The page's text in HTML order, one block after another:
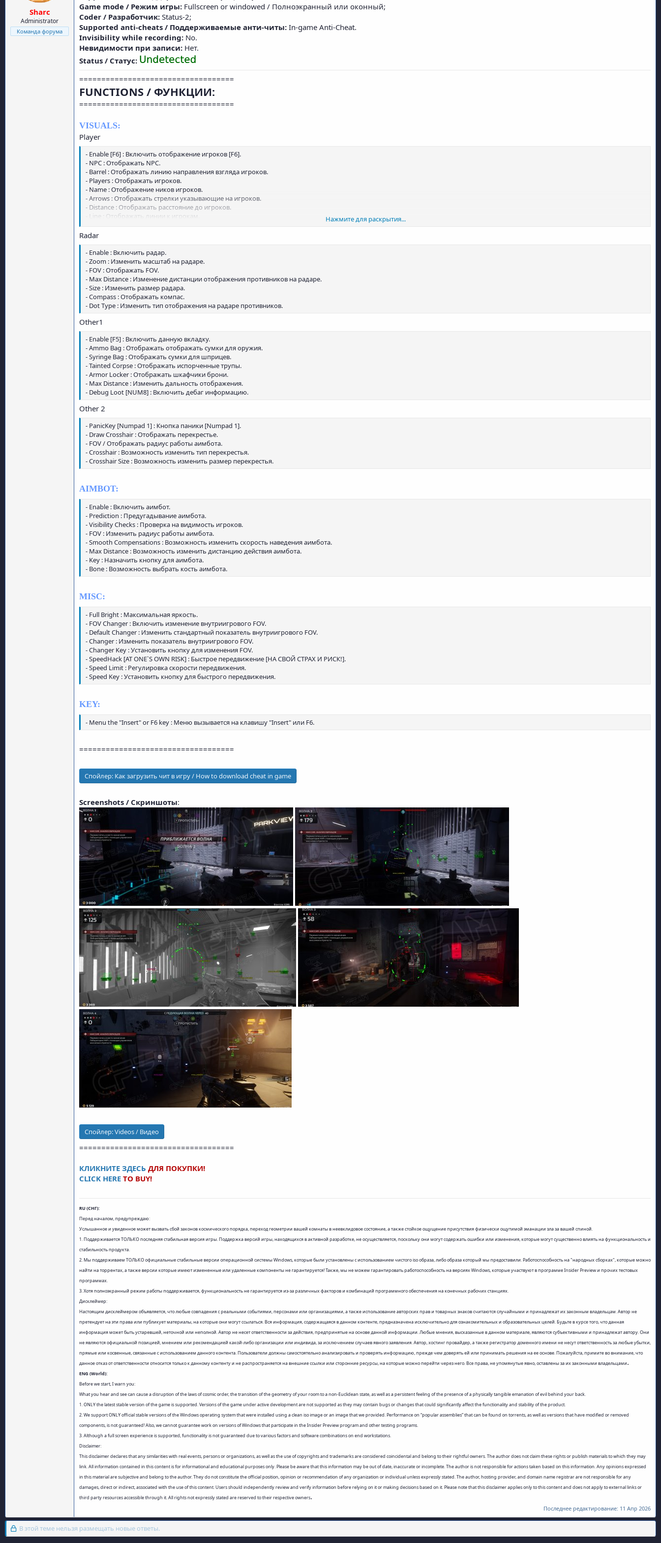
Sharc
Administrator
Команда форума
Game mode / Режим игры: Fullscreen or windowed / Полноэкранный или оконный;
Coder / Разработчик: Status-2;
Supported anti-cheats / Поддерживаемые анти-читы: In-game Anti-Cheat.
Invisibility while recording: No.
Невидимости при записи: Нет.
Status / Статус:
===================================
FUNCTIONS / ФУНКЦИИ:
===================================
VISUALS:
Player
- Enable [F6] : Включить отображение игроков [F6].
- NPC : Отображать NPC.
- Barrel : Отображать линию направления взгляда игроков.
- Players : Отображать игроков.
- Name : Отображение ников игроков.
- Arrows : Отображать стрелки указывающие на игроков.
- Distance : Отображать расстояние до игроков.
- Line : Отображать линии к игрокам.
- Max Distance : Изменить дальность отображения игроков.
Нажмите для раскрытия...
Radar
- Enable : Включить радар.
- Zoom : Изменить масштаб на радаре.
- FOV : Отображать FOV.
- Max Distance : Изменение дистанции отображения противников на радаре.
- Size : Изменить размер радара.
- Compass : Отображать компас.
- Dot Type : Изменить тип отображения на радаре противников.
Other1
- Enable [F5] : Включить данную вкладку.
- Ammo Bag : Отображать отображать сумки для оружия.
- Syringe Bag : Отображать сумки для шприцев.
- Tainted Corpse : Отображать испорченные трупы.
- Armor Locker : Отображать шкафчики брони.
- Max Distance : Изменить дальность отображения.
- Debug Loot [NUM8] : Включить дебаг информацию.
Other 2
- PanicKey [Numpad 1] : Кнопка паники [Numpad 1].
- Draw Crosshair : Отображать перекрестье.
- FOV / Отображать радиус работы аимбота.
- Crosshair : Возможность изменить тип перекрестья.
- Crosshair Size : Возможность изменить размер перекрестья.
AIMBOT:
- Enable : Включить аимбот.
- Prediction : Предугадывание аимбота.
- Visibility Checks : Проверка на видимость игроков.
- FOV : Изменить радиус работы аимбота.
- Smooth Compensations : Возможность изменить скорость наведения аимбота.
- Max Distance : Возможность изменить дистанцию действия аимбота.
- Key : Назначить кнопку для аимбота.
- Bone : Возможность выбрать кость аимбота.
MISC:
- Full Bright : Максимальная яркость.
- FOV Changer : Включить изменение внутриигрового FOV.
- Default Changer : Изменить стандартный показатель внутриигрового FOV.
- Changer : Изменить показатель внутриигрового FOV.
- Changer Key : Установить кнопку для изменения FOV.
- SpeedHack [AT ONE`S OWN RISK] : Быстрое передвижение [НА СВОЙ СТРАХ И РИСК!].
- Speed Limit : Регулировка скорости передвижения.
- Speed Key : Установить кнопку для быстрого передвижения.
KEY:
- Menu the "Insert" or F6 key : Меню вызывается на клавишу "Insert" или F6.
===================================
Спойлер: Как загрузить чит в игру / How to download cheat in game
Screenshots / Скриншоты:
Спойлер:Videos / Видео
===================================
КЛИКНИТЕ ЗДЕСЬ ДЛЯ ПОКУПКИ!
CLICK HERE TO BUY!
RU (СНГ):
Перед началом, предупреждаю:
Услышанное и увиденное может вызвать сбой законов космического порядка, переход геометрии вашей комнаты в неевклидовое состояние, а также стойкое ощущение присутствия физически ощутимой эманации зла за вашей спиной.
1. Поддерживается ТОЛЬКО последняя стабильная версия игры. Поддержка версий игры, находящихся в активной разработке, не осуществляется, поскольку они могут содержать ошибки или изменения, которые могут существенно влиять на функциональность и
стабильность продукта.
2. Мы поддерживаем ТОЛЬКО официальные стабильные версии операционной системы Windows, которые были установлены с использованием чистого iso образа, либо образа который мы предоставили. Работоспособность на "народных сборках", которые можно
найти на торрентах, а также версии которые имеют измененные или удаленные компоненты не гарантируется! Также, мы не можем гарантировать работоспособность на версиях Windows, которые участвуют в программе Insider Preview и прочих тестовых
программах.
3. Хотя полноэкранный режим работы поддерживается, функциональность не гарантируется из-за различных факторов и комбинаций программного обеспечения на конечных рабочих станциях.
Дисклеймер:
Настоящим дисклеймером объявляется, что любые совпадения с реальными событиями, персонами или организациями, а также использование авторских прав и товарных знаков считаются случайными и принадлежат их законным владельцам. Автор не
претендует на эти права или публикует материалы, на которые они могут ссылаться. Вся информация, содержащаяся в данном контенте, предназначена исключительно для ознакомительных и образовательных целей. Будьте в курсе того, что данная
информация может быть устаревшей, неточной или неполной. Автор не несет ответственности за действия, предпринятые на основе данной информации. Любые мнения, высказанные в данном материале, являются субъективными и принадлежат автору. Они
не являются официальной позицией, мнением или рекомендацией какой-либо организации или индивида, за исключением случаев явного заявления. Автор, хостинг провайдер, а также регистратор доменного имени не несут ответственность за любые убытки,
прямые или косвенные, связанные с использованием данного контента. Пользователи должны самостоятельно анализировать и проверять информацию, прежде чем доверять ей или принимать решения на ее основе. Пожалуйста, примите во внимание, что
данное отказ от ответственности относится только к данному контенту и не распространяется на внешние ссылки или сторонние ресурсы, на которые можно перейти через него. Все права, не упомянутые явно, оставлены за их законными владельцами.
ENG (World):
Before we start, I warn you:
What you hear and see can cause a disruption of the laws of cosmic order, the transition of the geometry of your room to a non-Euclidean state, as well as a persistent feeling of the presence of a physically tangible emanation of evil behind your back.
1. ONLY the latest stable version of the game is supported. Versions of the game under active development are not supported as they may contain bugs or changes that could significantly affect the functionality and stability of the product.
2. We support ONLY official stable versions of the Windows operating system that were installed using a clean iso image or an image that we provided. Performance on “popular assemblies” that can be found on torrents, as well as versions that have modified or removed
components, is not guaranteed! Also, we cannot guarantee work on versions of Windows that participate in the Insider Preview program and other testing programs.
3. Although a full screen experience is supported, functionality is not guaranteed due to various factors and software combinations on end workstations.
Disclaimer:
This disclaimer declares that any similarities with real events, persons or organizations, as well as the use of copyrights and trademarks are considered coincidental and belong to their rightful owners. The author does not claim these rights or publish materials to which they may
link. All information contained in this content is for informational and educational purposes only. Please be aware that this information may be out of date, inaccurate or incomplete. The author is not responsible for actions taken based on this information. Any opinions expressed
in this material are subjective and belong to the author. They do not constitute the official position, opinion or recommendation of any organization or individual unless expressly stated. The author, hosting provider, and domain name registrar are not responsible for any
damages, direct or indirect, associated with the use of this content. Users should independently review and verify information before relying on it or making decisions based on it. Please note that this disclaimer applies only to this content and does not apply to external links or
third party resources accessible through it. All rights not expressly stated are reserved to their respective owners.
Последнее редактирование: 11 Апр 2026
В этой теме нельзя размещать новые ответы.